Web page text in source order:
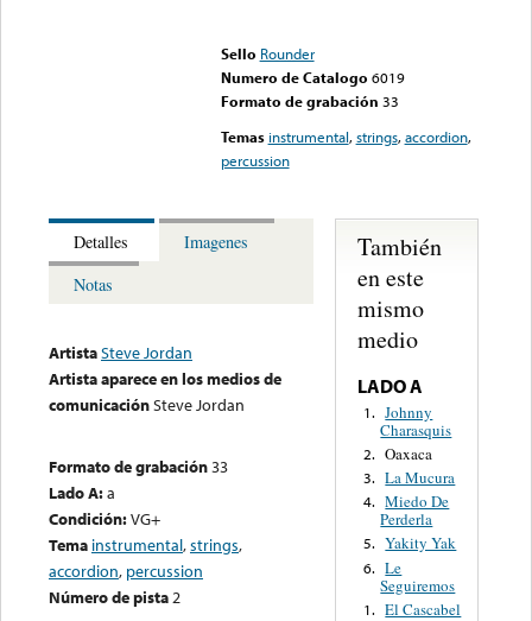
Sello Rounder
Numero de Catalogo 6019
Formato de grabación 33
Temas instrumental,strings,accordion,
percussion
Detalles
Imagenes
Notas
ArtistaSteve Jordan
Artista aparece en los medios de
comunicaciónSteve Jordan
Formato de grabación33
Lado A:a
Condición:VG+
Tema instrumental,strings,
accordion, percussion
Número de pista2
También
en este
mismo
medio
LADO A
1. Johnny
Charasquis
2. Oaxaca
3. La Mucura
4. Miedo De
Perderla
5. Yakity Yak
6. Le
Seguiremos
1. El Cascabel